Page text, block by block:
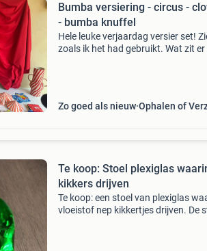
Bumba versiering - circus -
- bumba knuffel
Hele leuke verjaardag versier set!
zoals ik het had gebruikt. Wat zit er
Zo goed als nieuw Ophalen of
Te koop: Stoel plexiglas
kikkers drijven
Te koop: een stoel van plexiglas
vloeistof nep kikkertjes drijven. De